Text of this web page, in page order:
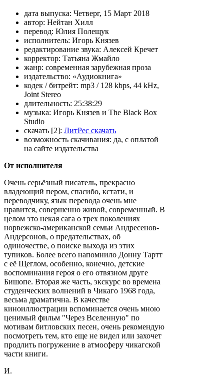
дата выпуска: Четверг, 15 Март 2018
автор: Нейтан Хилл
перевод: Юлия Полещук
исполнитель: Игорь Князев
редактирование звука: Алексей Кречет
корректор: Татьяна Жмайло
жанр: современная зарубежная проза
издательство: «Аудиокнига»
кодек / битрейт: mp3 / 128 kbps, 44 kHz,
Joint Stereo
длительность: 25:38:29
музыка: Игорь Князев и The Black Box
Studio
скачать [2]: ЛитРес скачать
возможность скачивания: да, с оплатой
на сайте издательства
От исполнителя
Очень серьёзный писатель, прекрасно
владеющий пером, спасибо, кстати, и
переводчику, язык перевода очень мне
нравится, совершенно живой, современный. В
целом это некая сага о трех поколениях
норвежско-американской семьи Андресенов-
Андерсонов, о предательствах, об
одиночестве, о поиске выхода из этих
тупиков. Более всего напомнило Донну Тартт
с её Щеглом, особенно, конечно, детские
воспоминания героя о его отвязном друге
Бишопе. Вторая же часть, экскурс во времена
студенческих волнений в Чикаго 1968 года,
весьма драматична. В качестве
киноиллюстрации вспоминается очень мною
ценимый фильм "Через Вселенную" по
мотивам битловских песен, очень рекомендую
посмотреть тем, кто еще не видел или захочет
продлить погружение в атмосферу чикагской
части книги.
И.